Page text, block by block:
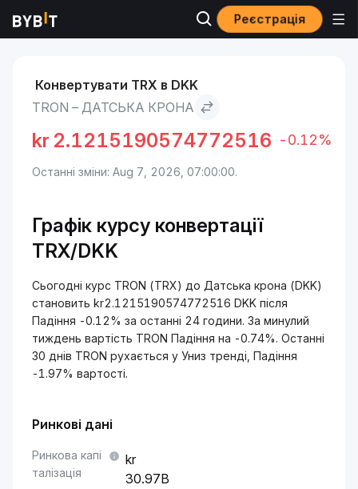
Реєстрація
Ринки TRON to Датська крона
Конвертувати TRX в DKK
TRON – ДАТСЬКА КРОНА
kr 2.1215190574772516 -0.12%
Останні зміни: Aug 7, 2026, 07:00:00.
Графік курсу конвертації
TRX/DKK
Сьогодні курс TRON (TRX) до Датська крона (DKK)
становить kr2.1215190574772516 DKK після
Падіння -0.12% за останні 24 години. За минулий
тиждень вартість TRON Падіння на -0.74%. Останні
30 днів TRON рухається у Униз тренді, Падіння
-1.97% вартості.
Ринкові дані
Ринкова капі
талізація
30.97B